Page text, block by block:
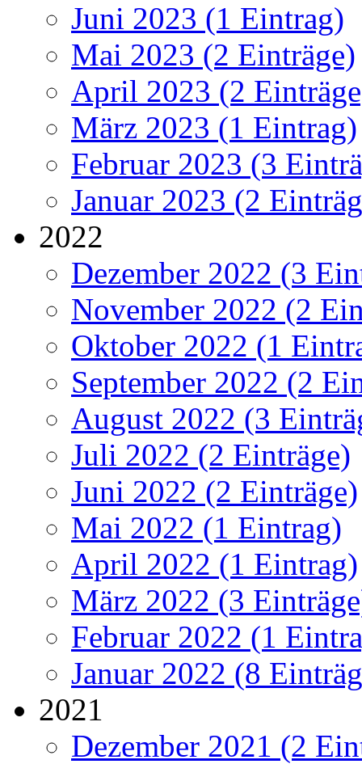
Juni 2023 (1 Eintrag)
Mai 2023 (2 Einträge)
April 2023 (2
März 2023 (1 Eintrag)
Februar 2023 (3
Januar 2023 (2
2022
Dezember 2022 (3
November 2022 (2
Oktober 2022 (1
September 2022 (2
August 2022 (3
Juli 2022 (2 Einträge)
Juni 2022 (2 Einträge)
Mai 2022 (1 Eintrag)
April 2022 (1 Eintrag)
März 2022 (3
Februar 2022 (1
Januar 2022 (8
2021
Dezember 2021 (2